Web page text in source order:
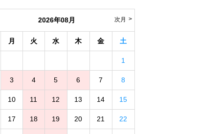
2026年08月 次月
月 火 水 木 金 土
1
3 4 5 6 7 8
10 11 12 13 14 15
17 18 19 20 21 22